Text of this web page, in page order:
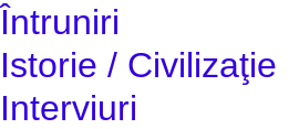
Întruniri
Istorie / Civilizaţie
Interviuri